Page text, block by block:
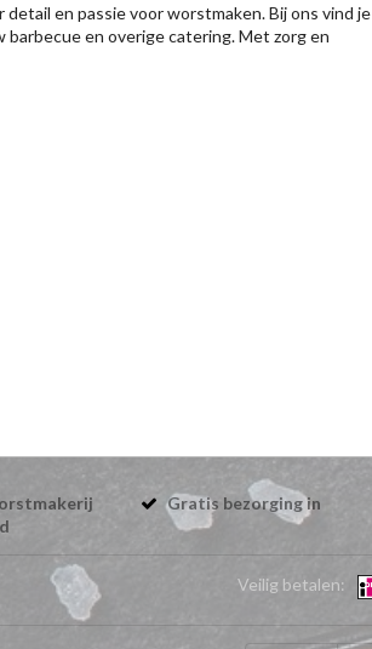
en passie voor worstmaken. Bij ons vind je
en overige catering. Met zorg en
Gratis bezorging in
Veilig betalen: